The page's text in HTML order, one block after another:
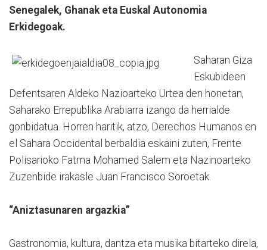
Senegalek, Ghanak eta Euskal Autonomia
Erkidegoak.
Saharan Giza
Eskubideen
Defentsaren Aldeko Nazioarteko Urtea den honetan,
Saharako Errepublika Arabiarra izango da herrialde
gonbidatua. Horren haritik, atzo, Derechos Humanos en
el Sahara Occidental berbaldia eskaini zuten, Frente
Polisarioko Fatma Mohamed Salem eta Nazinoarteko
Zuzenbide irakasle Juan Francisco Soroetak.
“Aniztasunaren argazkia”
Gastronomia, kultura, dantza eta musika bitarteko direla,